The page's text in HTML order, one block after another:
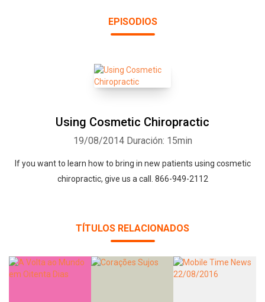
EPISODIOS
Using Cosmetic Chiropractic
19/08/2014 Duración: 15min
If you want to learn how to bring in new patients using cosmetic
chiropractic, give us a call. 866-949-2112
TÍTULOS RELACIONADOS